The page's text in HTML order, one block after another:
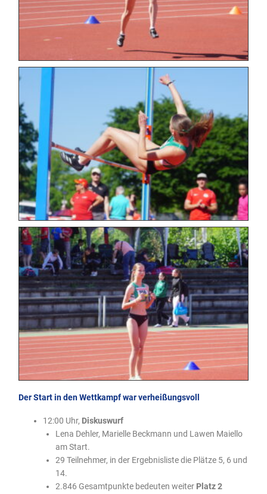
Der Start in den Wettkampf war verheißungsvoll
12:00 Uhr, Diskuswurf
Lena Dehler, Marielle Beckmann und Lawen Maiello
am Start.
29 Teilnehmer, in der Ergebnisliste die Plätze 5, 6 und
14.
2.846 Gesamtpunkte bedeuten weiter Platz 2